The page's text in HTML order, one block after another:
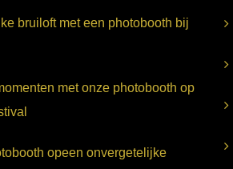
bruiloft met een photobooth bij
met onze photobooth op
opeen onvergetelijke